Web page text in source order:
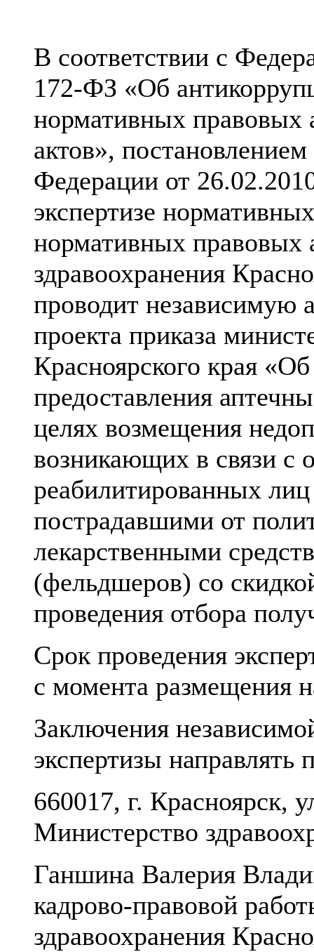
В соответствии с
172-ФЗ «Об
нормативных правовых
актов»,
Федерации от
экспертизе
нормативных правовых
здравоохранения
проводит независимую
проекта приказа
Красноярского края
предоставления
целях возмещения
возникающих в связи с
реабилитированных
пострадавшими от
лекарственными
(фельдшеров) со
проведения отбора
Срок проведения
с момента размещения
Заключения
экспертизы направлять
660017, г. Красноярск,
Министерство
Ганшина Валерия
кадрово-правовой
здравоохранения